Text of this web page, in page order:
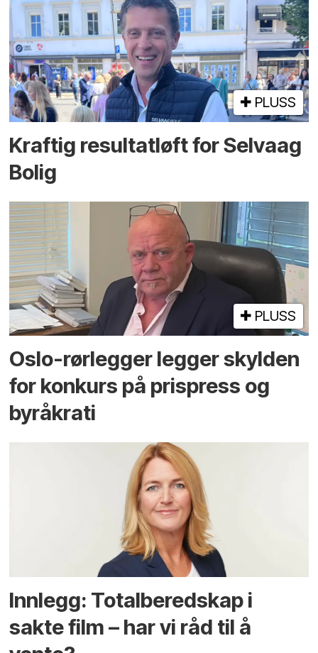
PLUSS
Kraftig resultatløft for Selvaag
Bolig
PLUSS
Oslo-rørlegger legger skylden
for konkurs på prispress og
byråkrati
Innlegg: Totalberedskap i
sakte film – har vi råd til å